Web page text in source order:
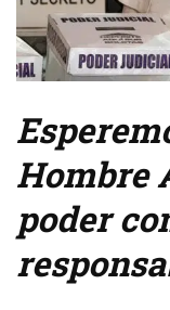
Hombre
poder